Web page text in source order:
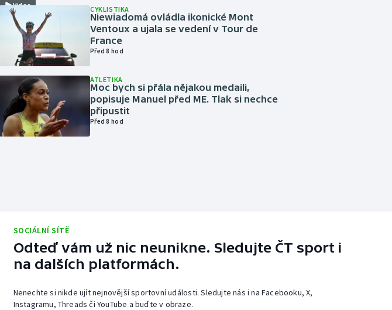
Video CYKLISTIKA
Niewiadomá ovládla ikonické Mont
Ventoux a ujala se vedení v Tour de
France
Před 8 hod
ATLETIKA
Moc bych si přála nějakou medaili,
popisuje Manuel před ME. Tlak si nechce
připustit
Před 8 hod
SOCIÁLNÍ SÍTĚ
Odteď vám už nic neunikne. Sledujte ČT sport i
na dalších platformách.
Nenechte si nikde ujít nejnovější sportovní události. Sledujte nás i na Facebooku, X,
Instagramu, Threads či YouTube a buďte v obraze.